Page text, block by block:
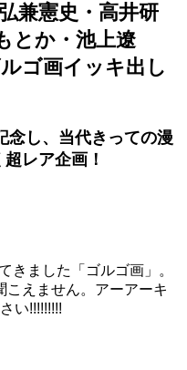
兼憲史・高井研
とか・池上遼
ゴ画イッキ出し
念し、当代きっての漫
レア企画！
きました「ゴルゴ画」。
こえません。アーアーキ
い!!!!!!!!!